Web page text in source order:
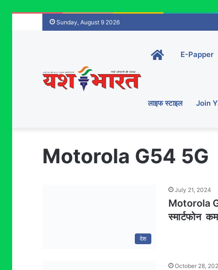
Sunday, August 9 2026
Home-
main
E-Papper
लाइफ स्टाइल Join
Motorola G54 5G
देश
July 21, 2024
Motorola
स्मार्टफोन
October 28,